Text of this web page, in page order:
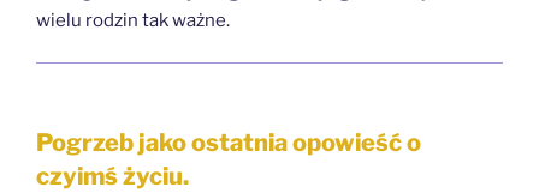
wielu rodzin tak ważne.
Pogrzeb jako ostatnia opowieść o
czyimś życiu.